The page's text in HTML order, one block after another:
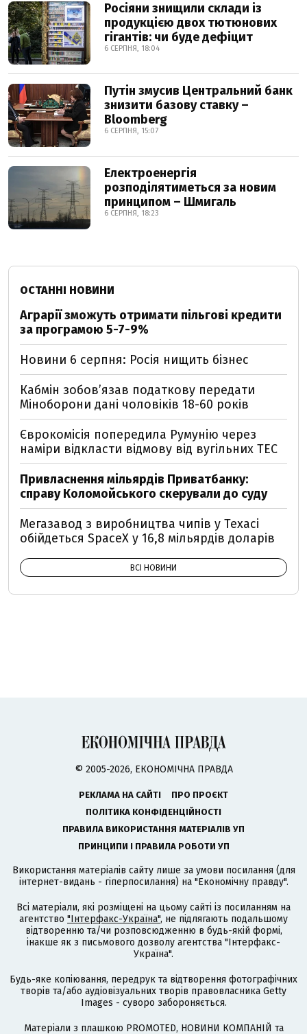
Росіяни знищили склади із
продукцією двох тютюнових
гігантів: чи буде дефіцит
6 СЕРПНЯ, 18:04
Путін змусив Центральний банк
знизити базову ставку –
Bloomberg
6 СЕРПНЯ, 15:07
Електроенергія
розподілятиметься за новим
принципом – Шмигаль
6 СЕРПНЯ, 18:23
ОСТАННІ НОВИНИ
Аграрії зможуть отримати пільгові кредити
за програмою 5-7-9%
Новини 6 серпня: Росія нищить бізнес
Кабмін зобовʼязав податкову передати
Міноборони дані чоловіків 18-60 років
Єврокомісія попередила Румунію через
наміри відкласти відмову від вугільних ТЕС
Привласнення мільярдів Приватбанку:
справу Коломойського скерували до суду
Мегазавод з виробництва чипів у Техасі
обійдеться SpaceX у 16,8 мільярдів доларів
ВСІ НОВИНИ
© 2005-2026, ЕКОНОМІЧНА ПРАВДА
РЕКЛАМА НА САЙТІ
ПРО ПРОЄКТ
ПОЛІТИКА КОНФІДЕНЦІЙНОСТІ
ПРАВИЛА ВИКОРИСТАННЯ МАТЕРІАЛІВ УП
ПРИНЦИПИ І ПРАВИЛА РОБОТИ УП
Використання матеріалів сайту лише за умови посилання (для
інтернет-видань - гіперпосилання) на "Економічну правду".
Всі матеріали, які розміщені на цьому сайті із посиланням на
агентство "Інтерфакс-Україна", не підлягають подальшому
відтворенню та/чи розповсюдженню в будь-якій формі,
інакше як з письмового дозволу агентства "Інтерфакс-
Україна".
Будь-яке копіювання, передрук та відтворення фотографічних
творів та/або аудіовізуальних творів правовласника Getty
Images - суворо забороняється.
Матеріали з плашкою PROMOTED, НОВИНИ КОМПАНІЙ та